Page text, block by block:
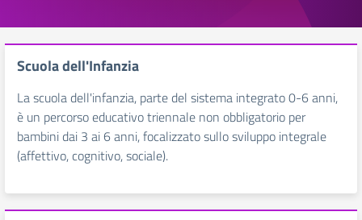
Scuola dell'Infanzia
La scuola dell'infanzia, parte del sistema integrato 0-6 anni,
è un percorso educativo triennale non obbligatorio per
bambini dai 3 ai 6 anni, focalizzato sullo sviluppo integrale
(affettivo, cognitivo, sociale).